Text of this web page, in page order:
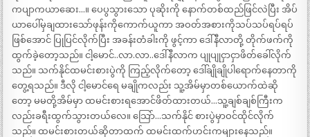
ကပျာကယာဆေး…။ ပေပွသွားသော ပုဆိုးကို နောက်တစ်ထည်ဖြင်လဲပြီး အိပ်
ယာပေါ်မှချထားသော်ဖုန်းကိုကောက်ယူကာ အဝတ်အစားကိုသပ်သပ်ရပ်ရပ်
ဖြစ်အောင် ပြုပြင်လိုက်ပြီး အခန်းတံခါးကို ဖွင့်ကာ ဒေါ်နီလာတို့ တိုက်ဖက်ကို
ထွက်ခဲ့တော့သည်။ ငါ့မောင်..လာ.လာ..ဒေါ်နီလာက ပျုပျုငှာငှာဖိတ်ခေါ်လိုက်
သည်။ သက်နိုင်ထမင်းစားပွဲကို ကြည့်လိုက်တော့ ဒေါ်ချိုချိုပါရောက်နေတာကို
တွေ့ရသည်။ ဒီလို ငါ့မောင်ရေ မချိုကလည်း သူ့အိမ်မှာတစ်ယောက်ထဲဆို
တော့ မမတို့အိမ်မှာ ထမင်းစားရအောင်ဖိတ်ထားတယ်…သူ့ချစ်ချစ်ကြီးက
လည်းခရီးထွက်သွားတယ်လေ။ သြော်…သက်နိုင် စားပွဲမှာဝင်ထိုင်လိုက်
သည်။ ထမင်းစားတယ်ဆိုတာထက် ထမင်းထက်ဟင်းကများနေသည်။